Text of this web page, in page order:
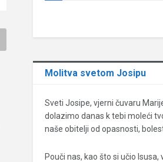
Molitva svetom Josipu
Sveti Josipe, vjerni čuvaru
dolazimo danas k tebi moleći
naše obitelji od opasnosti,
Pouči nas, kao što si učio Isusa,